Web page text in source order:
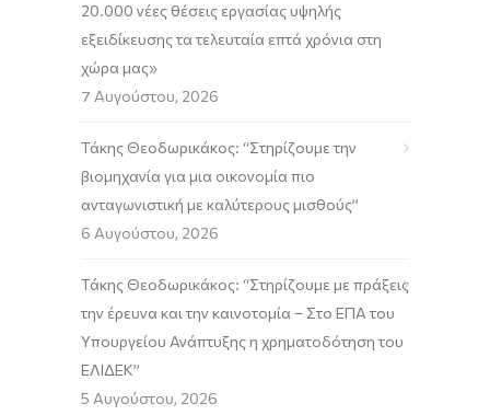
20.000 νέες θέσεις εργασίας υψηλής
εξειδίκευσης τα τελευταία επτά χρόνια στη
χώρα μας»
7 Αυγούστου, 2026
Τάκης Θεοδωρικάκος: “Στηρίζουμε την
βιομηχανία για μια οικονομία πιο
ανταγωνιστική με καλύτερους μισθούς”
6 Αυγούστου, 2026
Τάκης Θεοδωρικάκος: “Στηρίζουμε με πράξεις
την έρευνα και την καινοτομία – Στο ΕΠΑ του
Υπουργείου Ανάπτυξης η χρηματοδότηση του
ΕΛΙΔΕΚ”
5 Αυγούστου, 2026